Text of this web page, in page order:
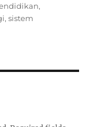
,
,sistem